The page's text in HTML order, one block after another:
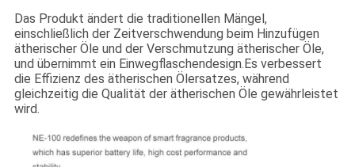
Das Produkt ändert die traditionellen Mängel,
einschließlich der Zeitverschwendung beim Hinzufügen
ätherischer Öle und der Verschmutzung ätherischer Öle,
und übernimmt ein Einwegflaschendesign.Es verbessert
die Effizienz des ätherischen Ölersatzes, während
gleichzeitig die Qualität der ätherischen Öle gewährleistet
wird.